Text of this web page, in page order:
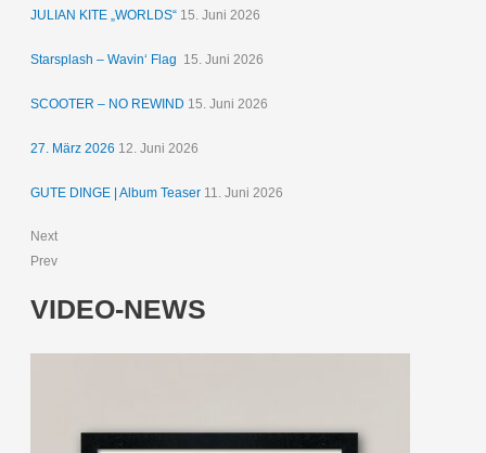
JULIAN KITE „WORLDS“ 15. Juni 2026
Starsplash – Wavin‘ Flag 15. Juni 2026
SCOOTER – NO REWIND 15. Juni 2026
27. März 2026 12. Juni 2026
GUTE DINGE | Album Teaser 11. Juni 2026
Next
Prev
VIDEO-NEWS